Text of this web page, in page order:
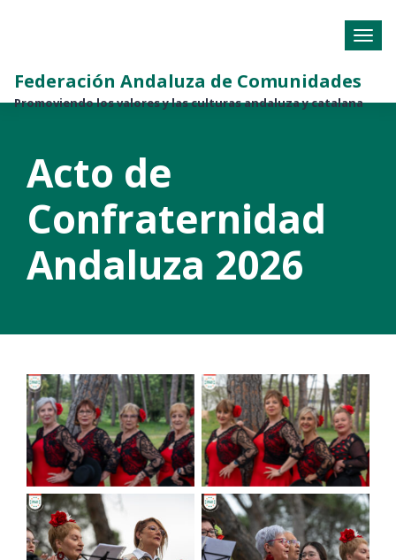
Federación Andaluza de Comunidades
Promoviendo los valores y las culturas andaluza y catalana
Acto de
Confraternidad
Andaluza 2026